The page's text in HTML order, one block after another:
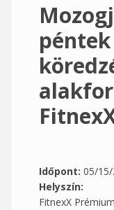
Időpont: 05/15/
Helyszín:
FitnexX